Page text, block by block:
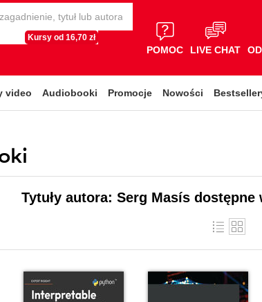
Kursy od 16,70 zł
POMOC LIVE CHAT
video Audiobooki Promocje Nowości
Tytuły autora: Serg Masís